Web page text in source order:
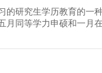
的研究生学历教育的一
月同等学力申硕和一月